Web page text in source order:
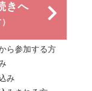
きへ
ら参加する方
み